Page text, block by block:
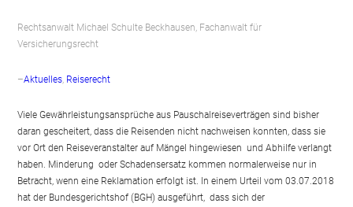
Rechtsanwalt Michael Schulte Beckhausen, Fachanwalt für
Versicherungsrecht
–Aktuelles, Reiserecht
Viele Gewährleistungsansprüche aus Pauschalreiseverträgen sind bisher
daran gescheitert, dass die Reisenden nicht nachweisen konnten, dass sie
vor Ort den Reiseveranstalter auf Mängel hingewiesen und Abhilfe verlangt
haben. Minderung oder Schadensersatz kommen normalerweise nur in
Betracht, wenn eine Reklamation erfolgt ist. In einem Urteil vom 03.07.2018
hat der Bundesgerichtshof (BGH) ausgeführt, dass sich der